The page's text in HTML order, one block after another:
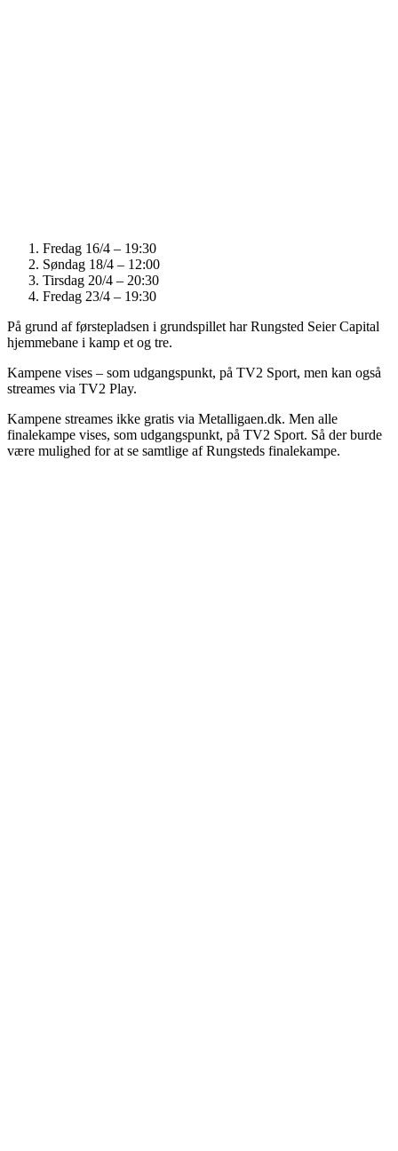
Fredag 16/4 – 19:30
Søndag 18/4 – 12:00
Tirsdag 20/4 – 20:30
Fredag 23/4 – 19:30
På grund af førstepladsen i grundspillet har Rungsted Seier Capital
hjemmebane i kamp et og tre.
Kampene vises – som udgangspunkt, på TV2 Sport, men kan også
streames via TV2 Play.
Kampene streames ikke gratis via Metalligaen.dk. Men alle
finalekampe vises, som udgangspunkt, på TV2 Sport. Så der burde
være mulighed for at se samtlige af Rungsteds finalekampe.